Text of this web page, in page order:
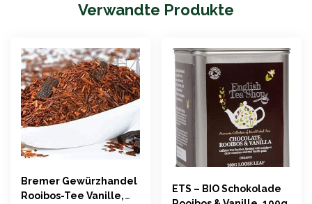
Verwandte Produkte
Bremer Gewürzhandel
Rooibos-Tee Vanille,
ETS – BIO Schokolade